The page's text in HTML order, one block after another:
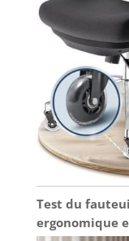
Test du
ergonomique